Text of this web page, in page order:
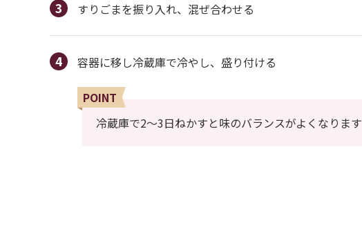
すりごまを振り入れ、混ぜ合わせる
容器に移し冷蔵庫で冷やし、盛り付ける
POINT
冷蔵庫で2～3日ねかすと味のバランスがよくなります